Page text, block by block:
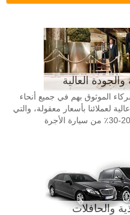
العالية
الموثوق بهم في جميع أنحاء
لعملائنا بأسعار معقولة، والتي
والحافلات